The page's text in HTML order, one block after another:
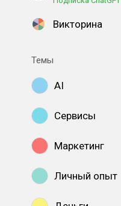
Викторина
Темы
AI
Сервисы
Маркетинг
Личный опыт